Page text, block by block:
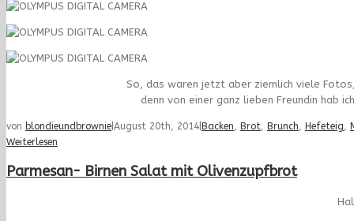
So, das waren jetzt aber ziemlich viele
denn von einer ganz lieben Freundin hab
von blondieundbrownie August 20th, 2014 Backen Brot Brunch Hefeteig
Weiterlesen
Parmesan- Birnen Salat mit Olivenzupfbrot